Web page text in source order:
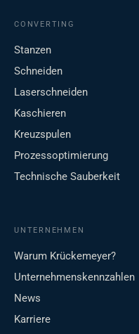
CONVERTING
Stanzen
Schneiden
Laserschneiden
Kaschieren
Kreuzspulen
Prozessoptimierung
Technische Sauberkeit
UNTERNEHMEN
Warum Krückemeyer?
Unternehmenskennzahlen
News
Karriere